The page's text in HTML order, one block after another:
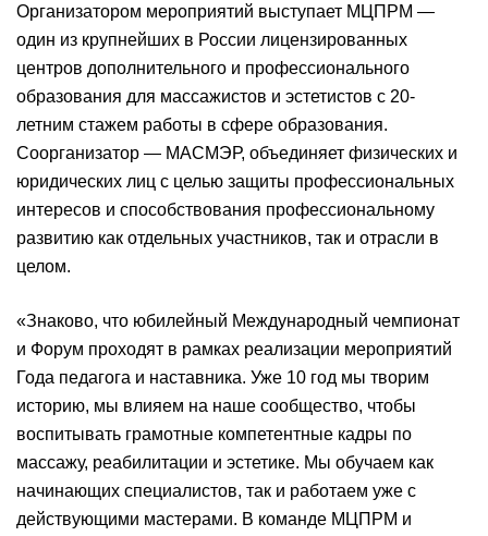
Организатором мероприятий выступает МЦПРМ —
один из крупнейших в России лицензированных
центров дополнительного и профессионального
образования для массажистов и эстетистов с 20-
летним стажем работы в сфере образования.
Соорганизатор — МАСМЭР, объединяет физических и
юридических лиц с целью защиты профессиональных
интересов и способствования профессиональному
развитию как отдельных участников, так и отрасли в
целом.
«Знаково, что юбилейный Международный чемпионат
и Форум проходят в рамках реализации мероприятий
Года педагога и наставника. Уже 10 год мы творим
историю, мы влияем на наше сообщество, чтобы
воспитывать грамотные компетентные кадры по
массажу, реабилитации и эстетике. Мы обучаем как
начинающих специалистов, так и работаем уже с
действующими мастерами. В команде МЦПРМ и